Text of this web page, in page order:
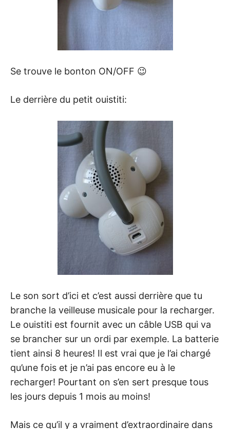
Se trouve le bonton ON/OFF 😉
Le derrière du petit ouistiti:
Le son sort d’ici et c’est aussi derrière que tu
branche la veilleuse musicale pour la recharger.
Le ouistiti est fournit avec un câble USB qui va
se brancher sur un ordi par exemple. La batterie
tient ainsi 8 heures! Il est vrai que je l’ai chargé
qu’une fois et je n’ai pas encore eu à le
recharger! Pourtant on s’en sert presque tous
les jours depuis 1 mois au moins!
Mais ce qu’il y a vraiment d’extraordinaire dans